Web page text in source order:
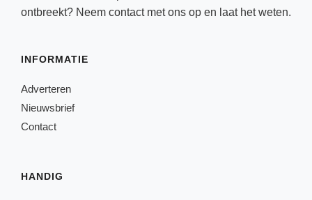
ontbreekt? Neem contactmet ons op en laat het weten.
INFORMATIE
Adverteren
Nieuwsbrief
Contact
HANDIG